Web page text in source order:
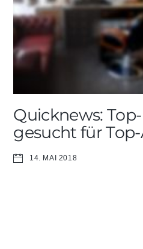
Quicknews:
gesucht für
14. MAI 2018